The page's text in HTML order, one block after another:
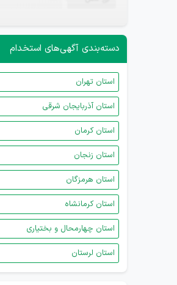
دسته‌بندی آگهی‌های استخدام
استان تهران
استان آذربایجان شرقی
استان کرمان
استان زنجان
استان هرمزگان
استان کرمانشاه
استان چهارمحال و بختیاری
استان لرستان